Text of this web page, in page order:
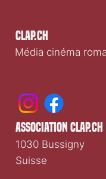
Clap.ch
Média cinéma
association clap.ch
1030 Bussigny
Suisse